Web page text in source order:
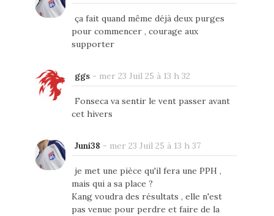
ça fait quand même déjà deux purges
pour commencer , courage aux
supporter
ggs- mer 23 Juil 25 à 13 h 32
Fonseca va sentir le vent passer avant
cet hivers
Juni38 - mer 23 Juil 25 à 13 h 37
je met une pièce qu'il fera une PPH ,
mais qui a sa place ?
Kang voudra des résultats , elle n'est
pas venue pour perdre et faire de la